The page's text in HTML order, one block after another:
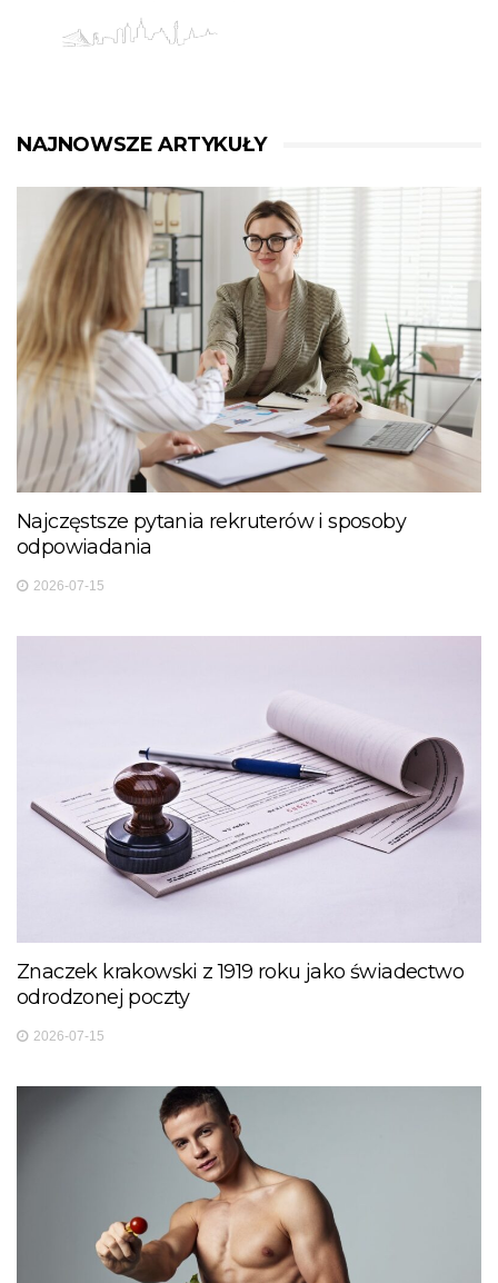
NAJNOWSZE ARTYKUŁY
Najczęstsze pytania rekruterów i sposoby
odpowiadania
2026-07-15
Znaczek krakowski z 1919 roku jako świadectwo
odrodzonej poczty
2026-07-15